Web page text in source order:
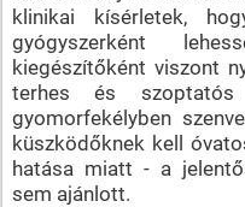
klinikai kísérletek,
gyógyszerként
kiegészítőként viszont
terhes és szoptatós
gyomorfekélyben
küszködőknek kell
hatása miatt - a
sem ajánlott.